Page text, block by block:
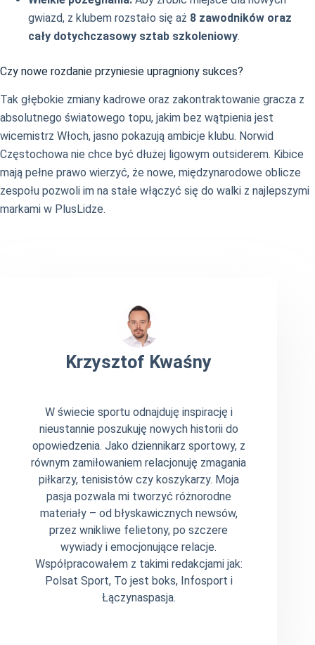
gwiazd, z klubem rozstało się aż 8 zawodników oraz
cały dotychczasowy sztab szkoleniowy.
Czy nowe rozdanie przyniesie upragniony sukces?
Tak głębokie zmiany kadrowe oraz zakontraktowanie gracza z
absolutnego światowego topu, jakim bez wątpienia jest
wicemistrz Włoch, jasno pokazują ambicje klubu. Norwid
Częstochowa nie chce być dłużej ligowym outsiderem. Kibice
mają pełne prawo wierzyć, że nowe, międzynarodowe oblicze
zespołu pozwoli im na stałe włączyć się do walki z najlepszymi
markami w PlusLidze.
Krzysztof Kwaśny
W świecie sportu odnajduję inspirację i
nieustannie poszukuję nowych historii do
opowiedzenia. Jako dziennikarz sportowy, z
równym zamiłowaniem relacjonuję zmagania
piłkarzy, tenisistów czy koszykarzy. Moja
pasja pozwala mi tworzyć różnorodne
materiały – od błyskawicznych newsów,
przez wnikliwe felietony, po szczere
wywiady i emocjonujące relacje.
Współpracowałem z takimi redakcjami jak:
Polsat Sport, To jest boks, Infosport i
Łączynaspasja.